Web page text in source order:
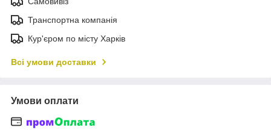
Транспортна компанія
Кур'єром по місту Харків
Всі умови доставки
Умови оплати